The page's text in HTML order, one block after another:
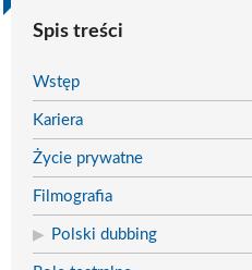
Spis treści
Wstęp
Kariera
Życie prywatne
Filmografia
Polski dubbing